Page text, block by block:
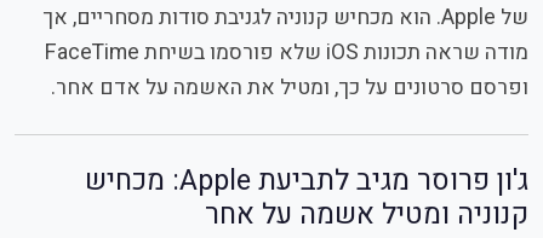
של Apple. הוא מכחיש קנוניה לגניבת סודות מסחריים, אך
מודה שראה תכונות iOS שלא פורסמו בשיחת FaceTime
ופרסם סרטונים על כך, ומטיל את האשמה על אדם אחר.
ג'ון פרוסר מגיב לתביעת Apple: מכחיש
קנוניה ומטיל אשמה על אחר